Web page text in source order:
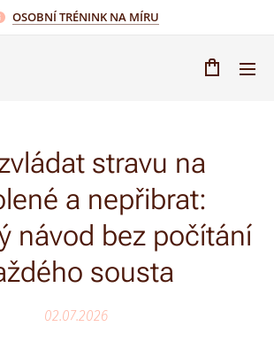
OSOBNÍ TRÉNINK NA MÍRU
stravu na
a nepřibrat:
návod bez počítání
sousta
02.07.2026